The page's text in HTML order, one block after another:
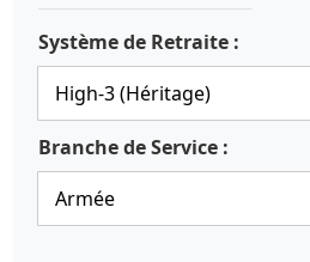
Système de Retraite :
Branche de Service :